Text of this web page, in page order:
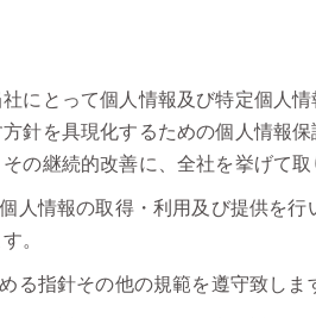
にとって個人情報及び特定個人
針を具現化するための個人情報
の継続的改善に、全社を挙げて取
人情報の取得・利用及び提供を
。
る指針その他の規範を遵守致しま